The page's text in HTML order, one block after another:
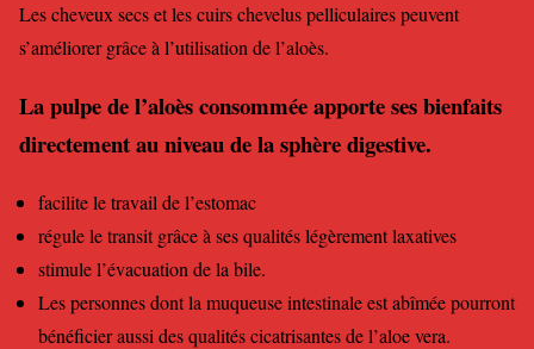
Les cheveux secs et les cuirs chevelus pelliculaires peuvent
s’améliorer grâce à l’utilisation de l’aloès.
La pulpe de l’aloès consommée apporte ses bienfaits
directement au niveau de la sphère digestive.
facilite le travail de l’estomac
régule le transit grâce à ses qualités légèrement laxatives
stimule l’évacuation de la bile.
Les personnes dont la muqueuse intestinale est abîmée pourront
bénéficier aussi des qualités cicatrisantes de l’aloe vera.